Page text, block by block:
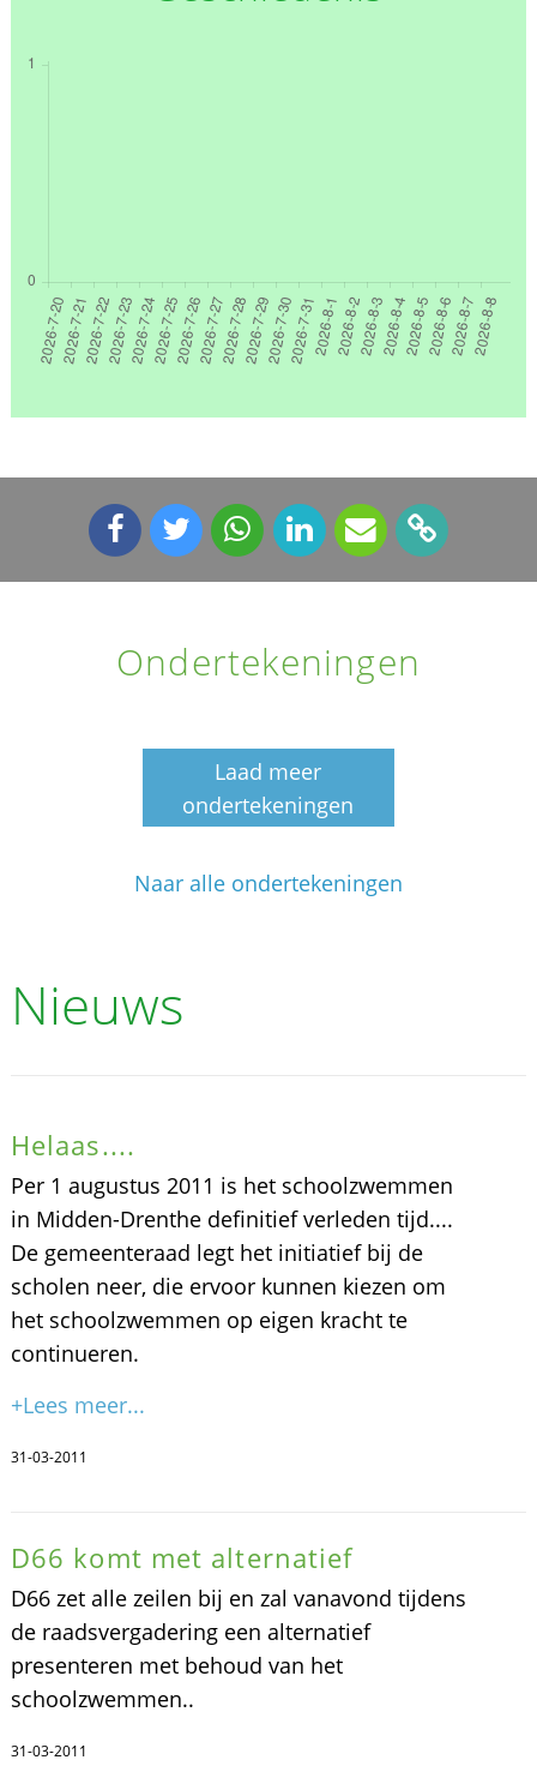
Ondertekeningen
Laad meer
ondertekeningen
Naar alle ondertekeningen
Nieuws
Helaas....
Per 1 augustus 2011 is het schoolzwemmen
in Midden-Drenthe definitief verleden tijd....
De gemeenteraad legt het initiatief bij de
scholen neer, die ervoor kunnen kiezen om
het schoolzwemmen op eigen kracht te
continueren.
+Lees meer...
31-03-2011
D66 komt met alternatief
D66 zet alle zeilen bij en zal vanavond tijdens
de raadsvergadering een alternatief
presenteren met behoud van het
schoolzwemmen..
31-03-2011